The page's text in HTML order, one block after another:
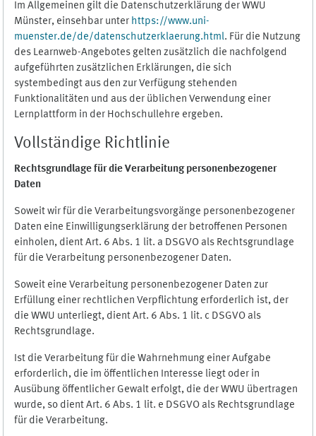
Im Allgemeinen gilt die Datenschutzerklärung der WWU
Münster, einsehbar unter https://www.uni-
muenster.de/de/datenschutzerklaerung.html. Für die Nutzung
des Learnweb-Angebotes gelten zusätzlich die nachfolgend
aufgeführten zusätzlichen Erklärungen, die sich
systembedingt aus den zur Verfügung stehenden
Funktionalitäten und aus der üblichen Verwendung einer
Lernplattform in der Hochschullehre ergeben.
Vollständige Richtlinie
Rechtsgrundlage für die Verarbeitung personenbezogener
Daten
Soweit wir für die Verarbeitungsvorgänge personenbezogener
Daten eine Einwilligungserklärung der betroffenen Personen
einholen, dient Art. 6 Abs. 1 lit. a DSGVO als Rechtsgrundlage
für die Verarbeitung personenbezogener Daten.
Soweit eine Verarbeitung personenbezogener Daten zur
Erfüllung einer rechtlichen Verpflichtung erforderlich ist, der
die WWU unterliegt, dient Art. 6 Abs. 1 lit. c DSGVO als
Rechtsgrundlage.
Ist die Verarbeitung für die Wahrnehmung einer Aufgabe
erforderlich, die im öffentlichen Interesse liegt oder in
Ausübung öffentlicher Gewalt erfolgt, die der WWU übertragen
wurde, so dient Art. 6 Abs. 1 lit. e DSGVO als Rechtsgrundlage
für die Verarbeitung.